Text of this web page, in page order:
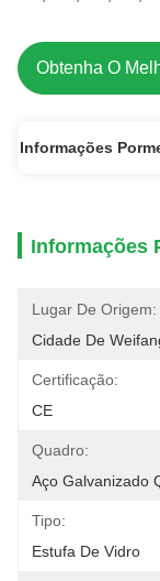
Informações
Informações
Lugar De Origem:
Cidade De
Certificação:
CE
Quadro:
Aço Galvanizado
Tipo:
Estufa De Vidro